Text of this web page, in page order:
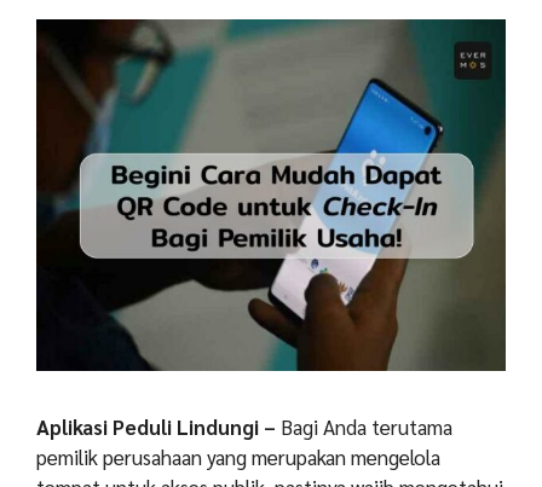
Aplikasi Peduli Lindungi – Bagi Anda terutama
pemilik perusahaan yang merupakan mengelola